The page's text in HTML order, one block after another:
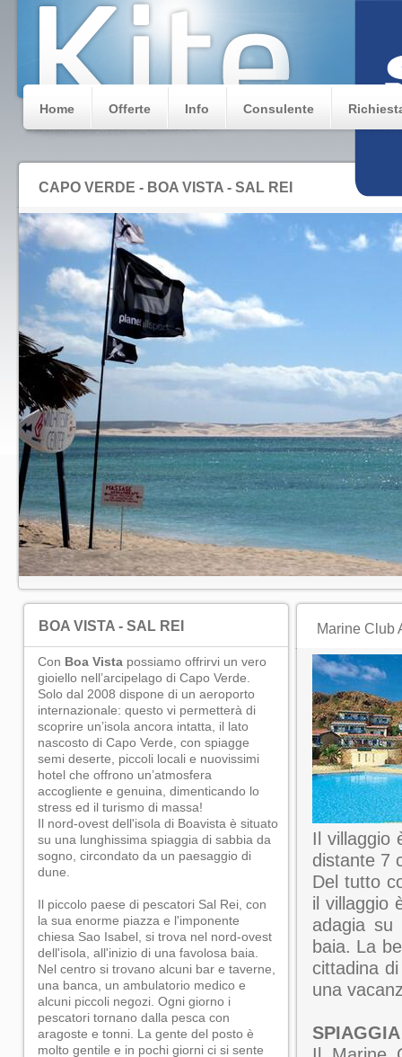
Home Offerte Info Consulente
CAPO VERDE - BOA VISTA - SAL REI
BOA VISTA - SAL REI
Con Boa Vista possiamo offrirvi un vero
gioiello nell’arcipelago di Capo Verde.
Solo dal 2008 dispone di un aeroporto
internazionale: questo vi permetterà di
scoprire un’isola ancora intatta, il lato
nascosto di Capo Verde, con spiagge
semi deserte, piccoli locali e nuovissimi
hotel che offrono un’atmosfera
accogliente e genuina, dimenticando lo
stress ed il turismo di massa!
Il nord-ovest dell'isola di Boavista è situato
su una lunghissima spiaggia di sabbia da
sogno, circondato da un paesaggio di
dune.
Il piccolo paese di pescatori Sal Rei, con
la sua enorme piazza e l'imponente
chiesa Sao Isabel, si trova nel nord-ovest
dell'isola, all'inizio di una favolosa baia.
Nel centro si trovano alcuni bar e taverne,
una banca, un ambulatorio medico e
alcuni piccoli negozi. Ogni giorno i
pescatori tornano dalla pesca con
aragoste e tonni. La gente del posto è
molto gentile e in pochi giorni ci si sente
Marine Club
Il villaggio
distante 7
Del tutto
il villaggio
adagia su
baia. La
cittadina
una
SPIAGGIA